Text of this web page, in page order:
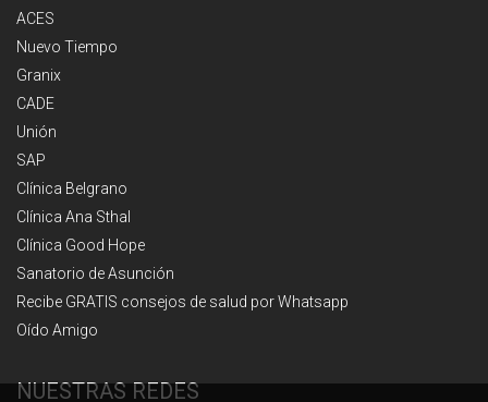
ACES
Nuevo Tiempo
Granix
CADE
Unión
SAP
Clínica Belgrano
Clínica Ana Sthal
Clínica Good Hope
Sanatorio de Asunción
Recibe GRATIS consejos de salud por Whatsapp
Oído Amigo
NUESTRAS REDES